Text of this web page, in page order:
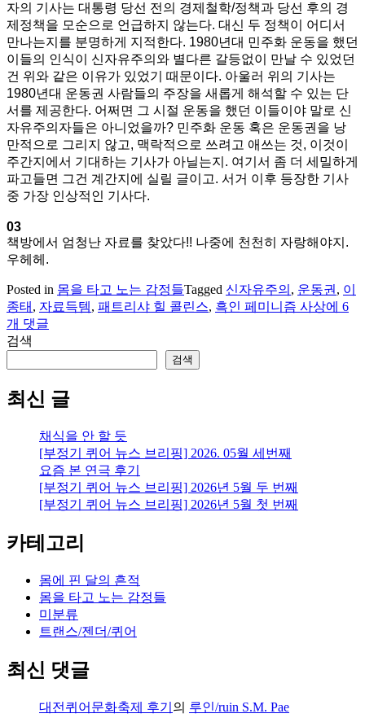
자의 기사는 대통령 당선 전의 경제철학/정책과 당선 후의 경
제정책을 모순으로 언급하지 않는다. 대신 두 정책이 어디서
만나는지를 분명하게 지적한다. 1980년대 민주화 운동을 했던
이들의 인식이 신자유주의와 별다른 갈등없이 만날 수 있었던
건 위와 같은 이유가 있었기 때문이다. 아울러 위의 기사는
1980년대 운동권 사람들의 주장을 새롭게 해석할 수 있는 단
서를 제공한다. 어쩌면 그 시절 운동을 했던 이들이야 말로 신
자유주의자들은 아니었을까? 민주화 운동 혹은 운동권을 낭
만적으로 그리지 않고, 맥락적으로 쓰려고 애쓰는 것, 이것이
주간지에서 기대하는 기사가 아닐는지. 여기서 좀 더 세밀하게
파고들면 그건 계간지에 실릴 글이고. 서거 이후 등장한 기사
중 가장 인상적인 기사다.
03
책방에서 엄청난 자료를 찾았다!! 나중에 천천히 자랑해야지.
우헤헤.
Posted in 몸을 타고 노는 감정들Tagged 신자유주의 , 운동권 , 이
종태 , 자료득템, 패트리샤 힐 콜린스, 흑인 페미니즘 사상인
에 6
개 댓글
검색
검색
최신 글
채식을 안 할 듯
[부정기 퀴어 뉴스 브리핑] 2026. 05월 세번째
요즘 본 연극 후기
[부정기 퀴어 뉴스 브리핑] 2026년 5월 두 번째
[부정기 퀴어 뉴스 브리핑] 2026년 5월 첫 번째
카테고리
몸에 핀 달의 흔적
몸을 타고 노는 감정들
미분류
트랜스/젠더/퀴어
최신 댓글
대전퀴어문화축제 후기 의 루인/ruin S.M. Pae